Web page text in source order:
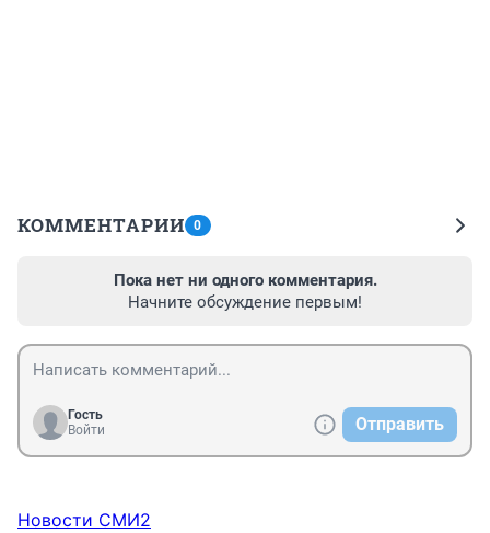
КОММЕНТАРИИ 0
Пока нет ни одного комментария.
Начните обсуждение первым!
Гость
Войти
Отправить
Новости СМИ2